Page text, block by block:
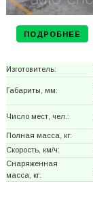
ПОДРОБНЕЕ
Изготовитель:
Габариты, мм:
Число мест, чел.:
Полная масса, кг:
Скорость, км/ч:
Снаряженная
масса, кг: